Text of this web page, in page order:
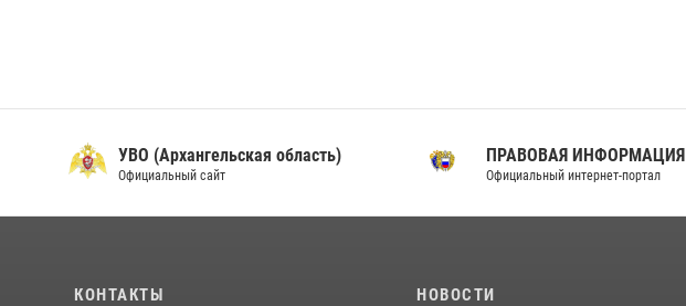
УВО (Архангельская область)
Официальный сайт
ПРАВОВАЯ ИНФОРМАЦИЯ
Официальный интернет-портал
КОНТАКТЫ НОВОСТИ